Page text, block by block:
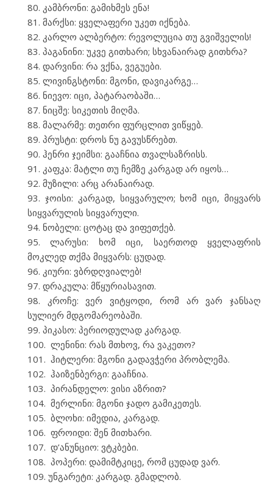
კამბრონი: გამიხმეს ენა!
მარქსი: ყველაფერი უკეთ იქნება.
კარლო ალბერტო: რევოლუცია თუ გვიშველის!
პაგანინი: უკვე გითხარი; სხვანაირად გითხრა?
დარვინი: რა ვქნა, ვეგუები.
ლივინგსტონი: მგონი, დავიკარგე…
ნიევო: იცი, პატარაობაში…
ნიცშე: სიკეთის მიღმა.
მალარმე: თეთრი ფურცლით ვიწყებ.
პრუსტი: დროს ნუ გავუსწრებთ.
ჰენრი ჯეიმსი: გააჩნია თვალსაზრისს.
კაფკა: მატლი თუ ჩემზე კარგად არ იყოს…
მუზილი: არც არანაირად.
ჯოისი: კარგად, სიყვარულო; ხომ იცი, მიყვარს
სიყვარულის სიყვარული.
ნობელი: ცოტაც და ვიფეთქებ.
ლარუსი: ხომ იცი, საერთოდ ყველაფრის
მოკლედ თქმა მიყვარს: ცუდად.
კიური: ვბრდღვიალებ!
დრაკულა: მწყურიასავით.
კროჩე: ვერ ვიტყოდი, რომ არ ვარ ჯანსაღ
სულიერ მდგომარეობაში.
პიკასო: პერიოდულად კარგად.
ლენინი: რას მთხოვ, რა ვაკეთო?
ჰიტლერი: მგონი გადავჭერი პრობლემა.
ჰაიზენბერგი: გააჩნია.
პირანდელო: ვისი აზრით?
მერლინი: მგონი ჯადო გამიკეთეს.
ბლოხი: იმედია, კარგად.
ფროიდი: შენ მითხარი.
დ’ანუნციო: ვტკბები.
პოპერი: დამიმტკიცე, რომ ცუდად ვარ.
უნგარეტი: კარგად. გმადლობ.